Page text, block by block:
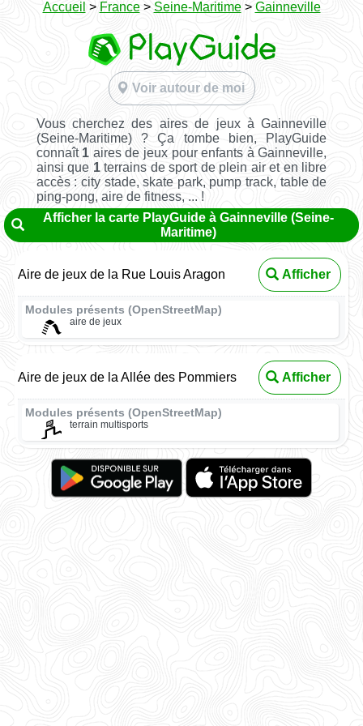
Accueil > France> Seine-Maritime> Gainneville
Voir autour de moi
Vous cherchez des aires de jeux à Gainneville
(Seine-Maritime) ? Ça tombe bien, PlayGuide
connaît 1 aires de jeux pour enfants à Gainneville,
ainsi que 1terrains de sport de plein air et en libre
accès : city stade, skate park, pump track, table de
ping-pong, aire de fitness, ... !
Afficher la carte PlayGuide à Gainneville (Seine-
Maritime)
Aire de jeux de la Rue Louis Aragon Afficher
Modules présents (OpenStreetMap)
aire de jeux
Aire de jeux de la Allée des Pommiers Afficher
Modules présents (OpenStreetMap)
terrain multisports